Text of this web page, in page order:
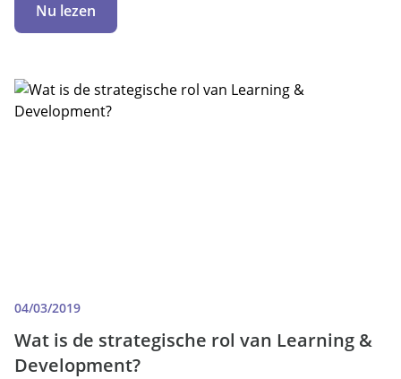
Nu lezen
04/03/2019
Wat is de strategische rol van Learning &
Development?